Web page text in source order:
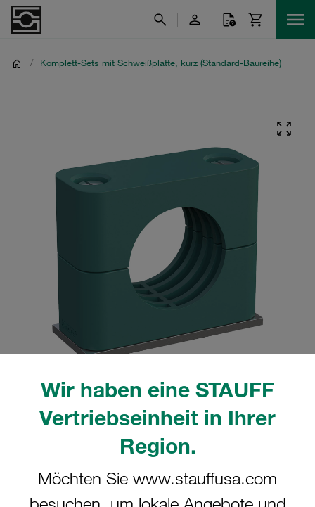
Wir haben eine STAUFF
Vertriebseinheit in Ihrer
Region.
Möchten Sie www.stauffusa.com
/ Komplett-Sets mit Schweißplatte, kurz (Standard-Baureihe)
tatsächlichen Produkt abweichen.
Komplettschelle Standard-Baureihe Gr.
3 Ø23mm Polypropylen W10 gerippt,